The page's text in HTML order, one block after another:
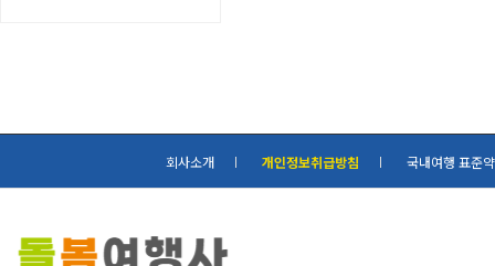
회사소개 개인정보취급방침 국내여행 표준